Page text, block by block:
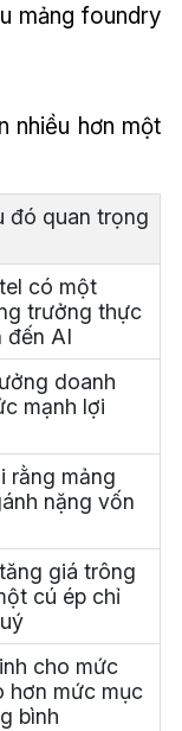
mảng foundry
nhiều hơn một
đó quan trọng
có một
trưởng thực
đến AI
doanh
mạnh lợi
rằng mảng
nặng vốn
giá trông
cú ép chỉ
cho mức
hơn mức mục
bình